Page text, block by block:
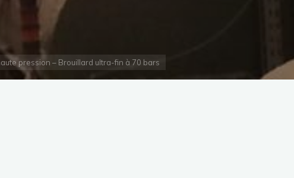
pression – Brouillard ultra-fin à 70 bars